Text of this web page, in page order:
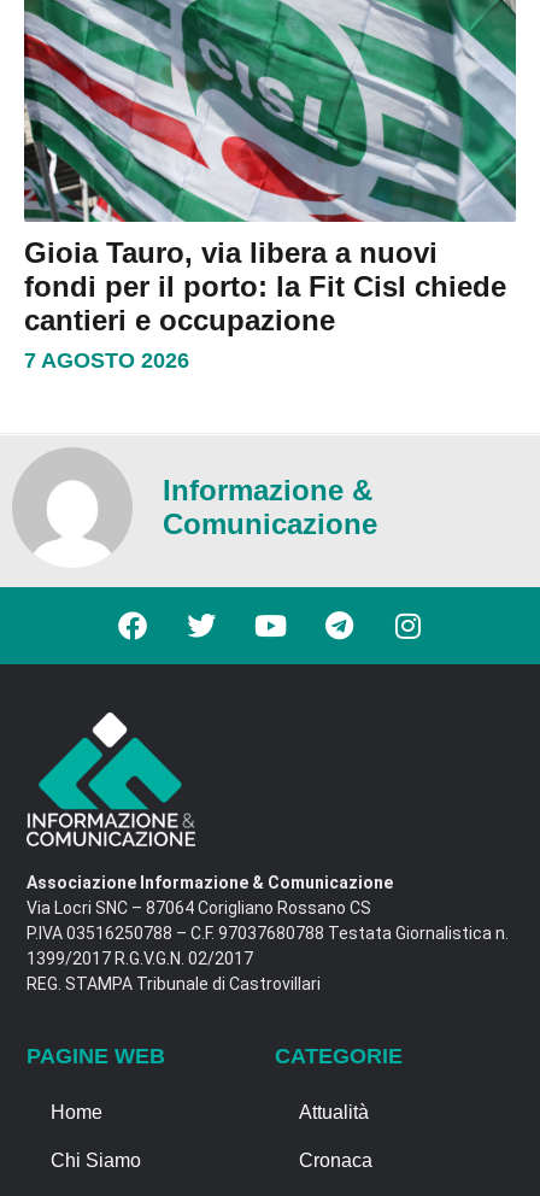
Gioia Tauro, via libera a nuovi
fondi per il porto: la Fit Cisl chiede
cantieri e occupazione
7 AGOSTO 2026
Informazione &
Comunicazione
Associazione Informazione & Comunicazione
Via Locri SNC – 87064 Corigliano Rossano CS
P.IVA 03516250788 – C.F. 97037680788 Testata Giornalistica n.
1399/2017 R.G.V.G.N. 02/2017
REG. STAMPA Tribunale di Castrovillari
PAGINE WEB
Home
Chi Siamo
CATEGORIE
Attualità
Cronaca